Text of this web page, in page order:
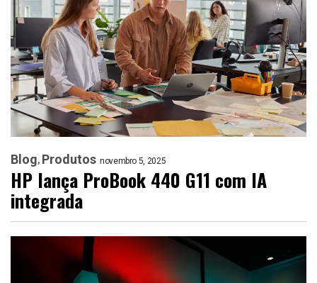
Blog Produtos novembro 5, 2025
HP lança ProBook 440 G11 com IA
integrada